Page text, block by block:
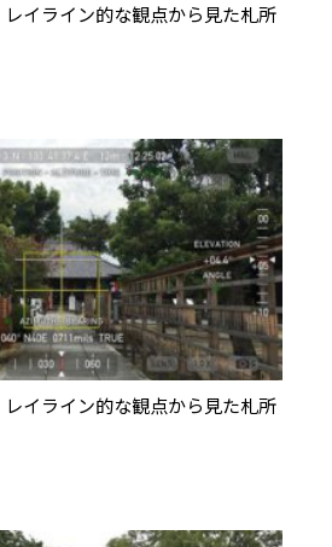
レイライン的な観点から見た札所
レイライン的な観点から見た札所